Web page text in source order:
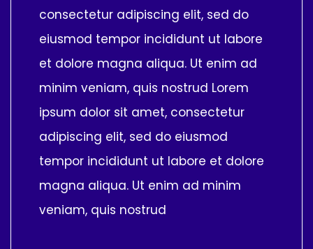
consectetur adipiscing elit, sed do
eiusmod tempor incididunt ut labore
et dolore magna aliqua. Ut enim ad
minim veniam, quis nostrud Lorem
ipsum dolor sit amet, consectetur
adipiscing elit, sed do eiusmod
tempor incididunt ut labore et dolore
magna aliqua. Ut enim ad minim
veniam, quis nostrud